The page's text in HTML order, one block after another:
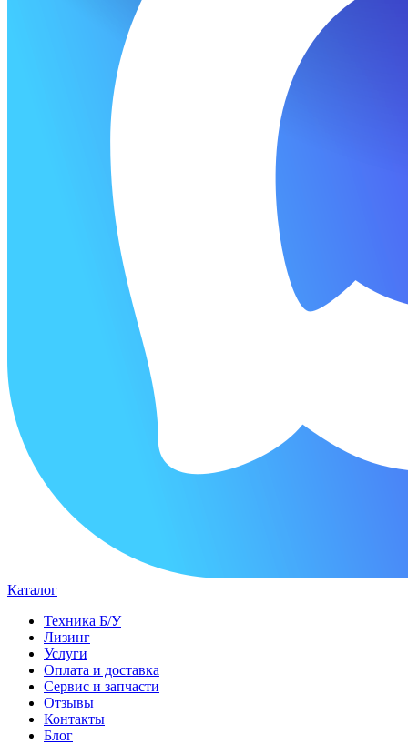
Каталог
Техника Б/У
Лизинг
Услуги
Оплата и доставка
Сервис и запчасти
Отзывы
Контакты
Блог